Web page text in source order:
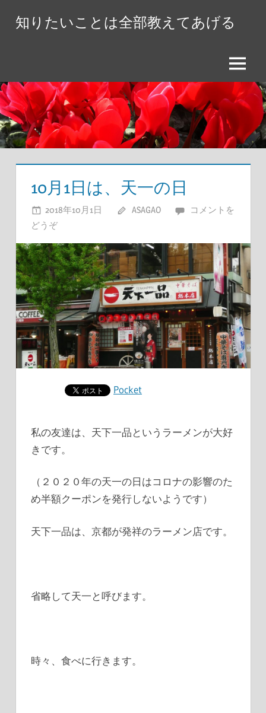
へ
ス
キ
ッ
知りたいことは全部教えてあげる
メ
ニ
ュ
ー
10月1日は、天一の日
2018年10月1日 ASAGAO
コメントを
どうぞ
Pocket
私の友達は、 天下一品というラーメンが大好
きです。
（２０２０年の天一の日はコロナの影響のた
め半額クーポンを発行しないようです）
天下一品は、京都が発祥のラーメン店です。
省略して天一と呼びます。
時々、食べに行きます。